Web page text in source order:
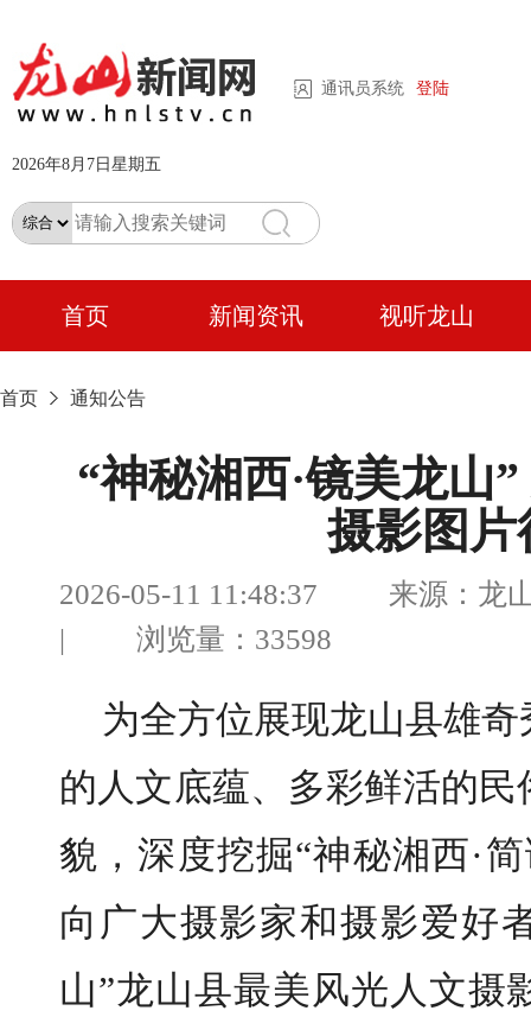
通讯员系统 登陆
2026年8月7日星期五
首页 新闻资讯 视听龙山
首页 通知公告
“神秘湘西·镜美龙山
摄影图片
2026-05-11 11:48:37 来源：龙山
| 浏览量：33598
为全方位展现龙山县雄
的人文底蕴、多彩鲜活的
貌，深度挖掘“神秘湘西·
向广大摄影家和摄影爱好
山”龙山县最美风光人文摄